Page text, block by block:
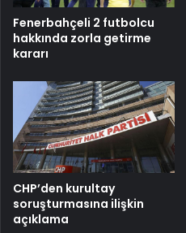
Fenerbahçeli 2 futbolcu
hakkında zorla getirme
kararı
CHP’den kurultay
soruşturmasına ilişkin
açıklama